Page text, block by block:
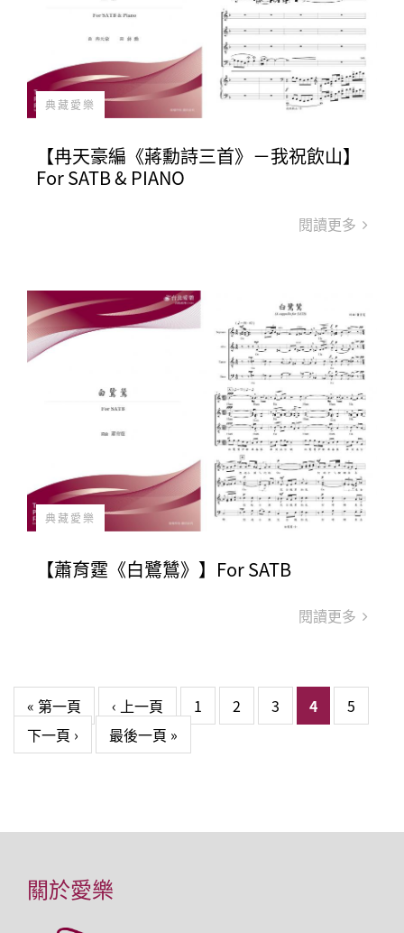
典藏愛樂
【冉天豪編《蔣勳詩三首》－我祝飲山】
For SATB & PIANO
閱讀更多
典藏愛樂
【蕭育霆《白鷺鷥》】For SATB
閱讀更多
頁面
« 第一頁 ‹ 上一頁 1 2 3 4
5
下一頁 ›
最後一頁 »
關於愛樂